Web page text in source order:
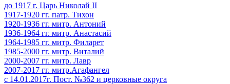
до 1917 г. Царь Николай II
1917-1920 гг. патр. Тихон
1920-1936 гг. митр. Антоний
1936-1964 гг. митр. Анастасий
1964-1985 гг. митр. Филарет
1985-2000 гг. митр. Виталий
2000-2007 гг. митр. Лавр
2007-2017 гг. митр.Агафангел
с 14.01.2017г. Пост. №362 и церковные округа